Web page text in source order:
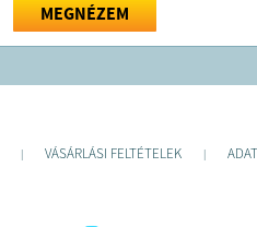
MEGNÉZEM
| VÁSÁRLÁSI FELTÉTELEK |